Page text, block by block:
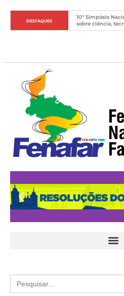
DESTAQUES
10º Simpósio
sobre ciência,
Search
for: